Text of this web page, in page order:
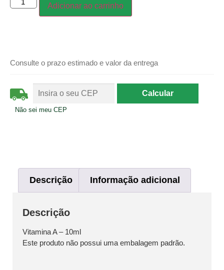
Adicionar ao carrinho
Consulte o prazo estimado e valor da entrega
Não sei meu CEP
Descrição Informação adicional
Descrição
Vitamina A – 10ml
Este produto não possui uma embalagem padrão.